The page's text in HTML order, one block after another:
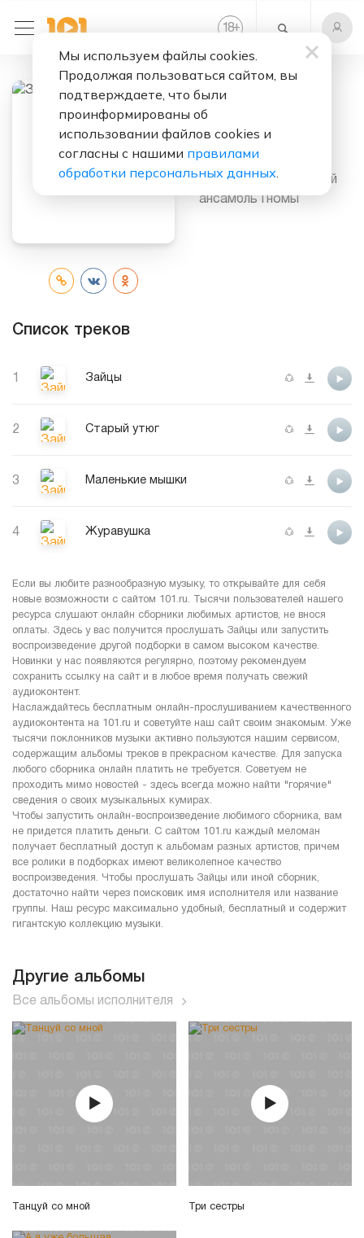
18+
Слушать бесплатно
Исполнитель:
Детский
ансамбль Гномы
Список треков
1 Зайцы
2 Старый утюг
3 Маленькие мышки
4 Журавушка
Если вы любите разнообразную музыку, то открывайте для себя
новые возможности с сайтом 101.ru. Тысячи пользователей нашего
ресурса слушают онлайн сборники любимых артистов, не внося
оплаты. Здесь у вас получится прослушать Зайцы или запустить
воспроизведение другой подборки в самом высоком качестве.
Новинки у нас появляются регулярно, поэтому рекомендуем
сохранить ссылку на сайт и в любое время получать свежий
аудиоконтент.
Наслаждайтесь бесплатным онлайн-прослушиванием качественного
аудиоконтента на 101.ru и советуйте наш сайт своим знакомым. Уже
тысячи поклонников музыки активно пользуются нашим сервисом,
содержащим альбомы треков в прекрасном качестве. Для запуска
любого сборника онлайн платить не требуется. Советуем не
проходить мимо новостей - здесь всегда можно найти "горячие"
сведения о своих музыкальных кумирах.
Чтобы запустить онлайн-воспроизведение любимого сборника, вам
не придется платить деньги. С сайтом 101.ru каждый меломан
получает бесплатный доступ к альбомам разных артистов, причем
все ролики в подборках имеют великолепное качество
воспроизведения. Чтобы прослушать Зайцы или иной сборник,
достаточно найти через поисковик имя исполнителя или название
группы. Наш ресурс максимально удобный, бесплатный и содержит
гигантскую коллекцию музыки.
Другие альбомы
Все альбомы исполнителя
Танцуй со мной Три сестры
Мы используем файлы cookies.
Продолжая пользоваться сайтом, вы
подтверждаете, что были
проинформированы об
использовании файлов cookies и
согласны с нашими правилами
обработки персональных данных.